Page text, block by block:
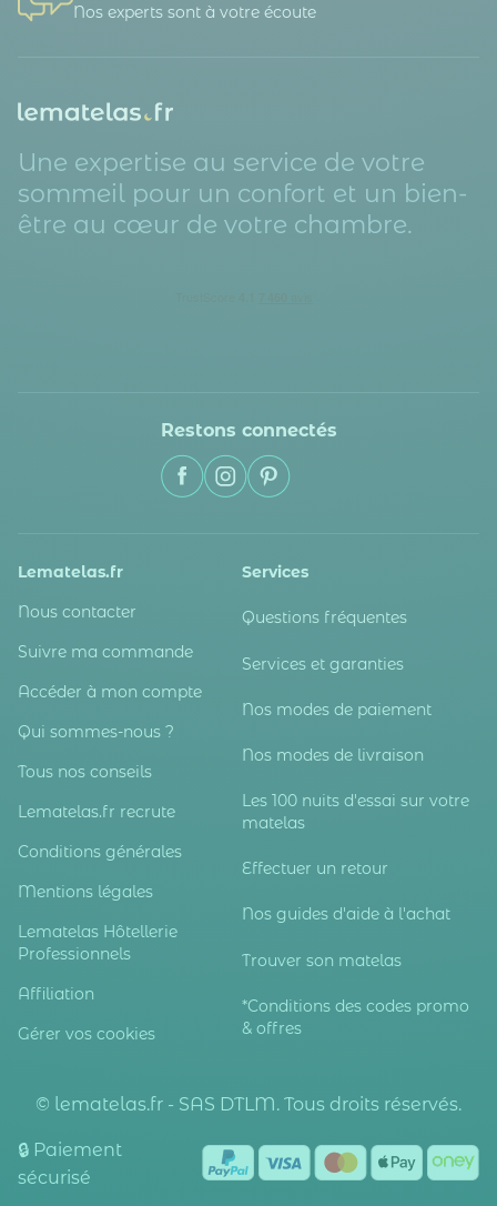
Nos experts sont à votre écoute
Une expertise au service de votre
sommeil pour un confort et un bien-
être au cœur de votre chambre.
Restons connectés
Lematelas.fr
Nous contacter
Suivre ma commande
Accéder à mon compte
Qui sommes-nous ?
Tous nos conseils
Lematelas.fr recrute
Conditions générales
Mentions légales
Lematelas Hôtellerie
Professionnels
Affiliation
Gérer vos cookies
Services
Questions fréquentes
Services et garanties
Nos modes de paiement
Nos modes de livraison
Les 100 nuits d'essai sur votre
matelas
Effectuer un retour
Nos guides d'aide à l'achat
Trouver son matelas
*Conditions des codes promo
& offres
© lematelas.fr - SAS DTLM. Tous droits réservés.
🔒 Paiement
sécurisé